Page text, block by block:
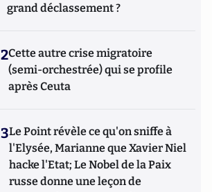
grand déclassement ?
2Cette autre crise migratoire
(semi-orchestrée) qui se profile
après Ceuta
3Le Point révèle ce qu'on sniffe à
l'Elysée, Marianne que Xavier Niel
hacke l'Etat; Le Nobel de la Paix
russe donne une leçon de